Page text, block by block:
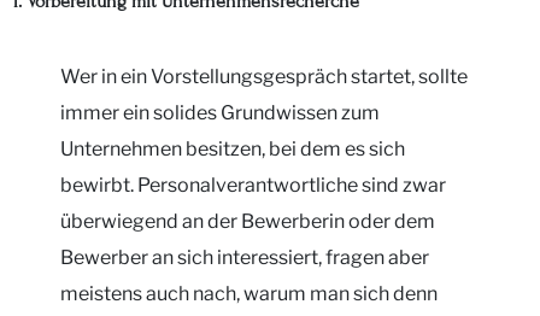
Wer in ein Vorstellungsgespräch startet, sollte
immer ein solides Grundwissen zum
Unternehmen besitzen, bei dem es sich
bewirbt. Personalverantwortliche sind zwar
überwiegend an der Bewerberin oder dem
Bewerber an sich interessiert, fragen aber
meistens auch nach, warum man sich denn